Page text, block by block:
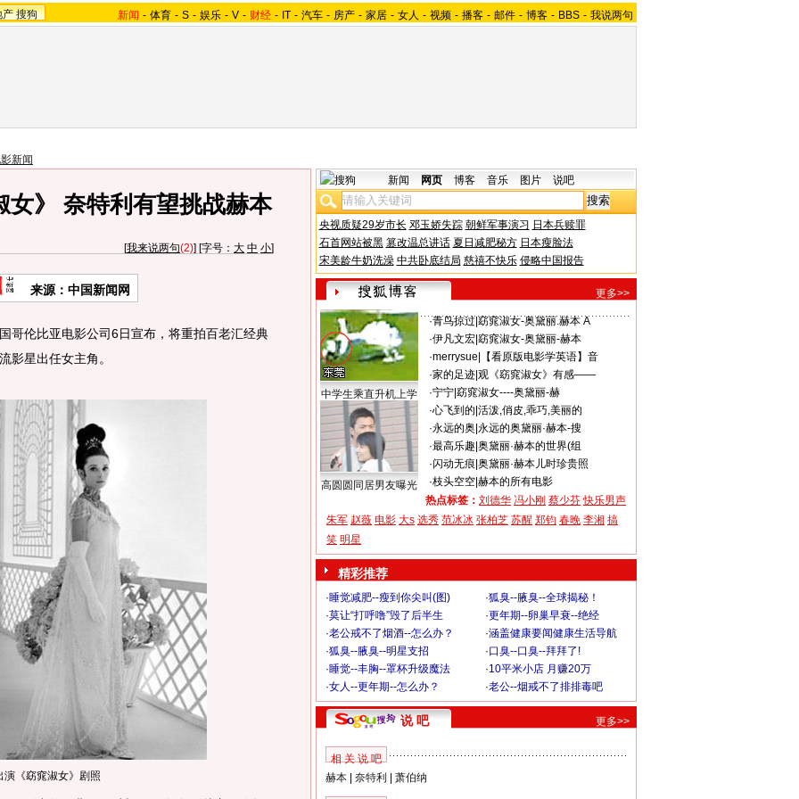
产 搜狗 新闻 - 体育 - S - 娱乐 - V - 财经 - IT - 汽车 - 房产 - 家居 - 女人 - 视频 - 播客 - 邮件 - 博客 - BBS - 我说两句
新闻
女》 奈特利有望挑战赫本
[我来说两句(2)] [字号： 大 中 小]
来源：中国新闻网
伦比亚电影公司6日宣布，将重拍百老汇经典
影星出任女主角。
演《窈窕淑女》剧照
新闻 网页 博客 音乐 图片 说吧
央视质疑29岁市长 邓玉娇失踪 朝鲜军事演习 日本兵赎罪
石首网站被黑 篡改温总讲话 夏日减肥秘方 日本瘦脸法
宋美龄牛奶洗澡 中共卧底结局 慈禧不快乐 侵略中国报告
更多>>
中学生乘直升机上学
高圆圆同居男友曝光
·青鸟掠过 窈窕淑女-奥黛丽.赫本 A
·伊凡文宏| 窈窕淑女-奥黛丽-赫本
·merrysue
【看原版电影学英语】音
·家的足迹| 观《窈窕淑女》有感——
·宁宁| 窈窕淑女----奥黛丽-赫
·心飞到的 活泼,俏皮,乖巧,美丽的
·永远的奥| 永远的奥黛丽·赫本-搜
·最高乐趣 奥黛丽·赫本的世界(组
·闪动无痕 奥黛丽·赫本儿时珍贵照
·枝头空空| 赫本的所有电影
热点标签： 刘德华 冯小刚 蔡少芬 快乐男声
朱军 赵薇 电影 大s 选秀 范冰冰 张柏芝 苏醒 郑钧 春晚 李湘 搞
笑 明星
精彩推荐
·睡觉减肥--瘦到你尖叫(图) ·狐臭--腋臭--全球揭秘！
·莫让“打呼噜”毁了后半生 ·更年期--卵巢早衰--绝经
·老公戒不了烟酒--怎么办？ ·涵盖健康要闻健康生活导航
·狐臭--腋臭--明星支招 ·口臭--口臭--拜拜了!
·睡觉--丰胸--罩杯升级魔法 ·10平米小店 月赚20万
·女人--更年期--怎么办？ ·老公--烟戒不了排排毒吧
说 吧 更多>>
相 关 说 吧
赫本| 奈特利 萧伯纳